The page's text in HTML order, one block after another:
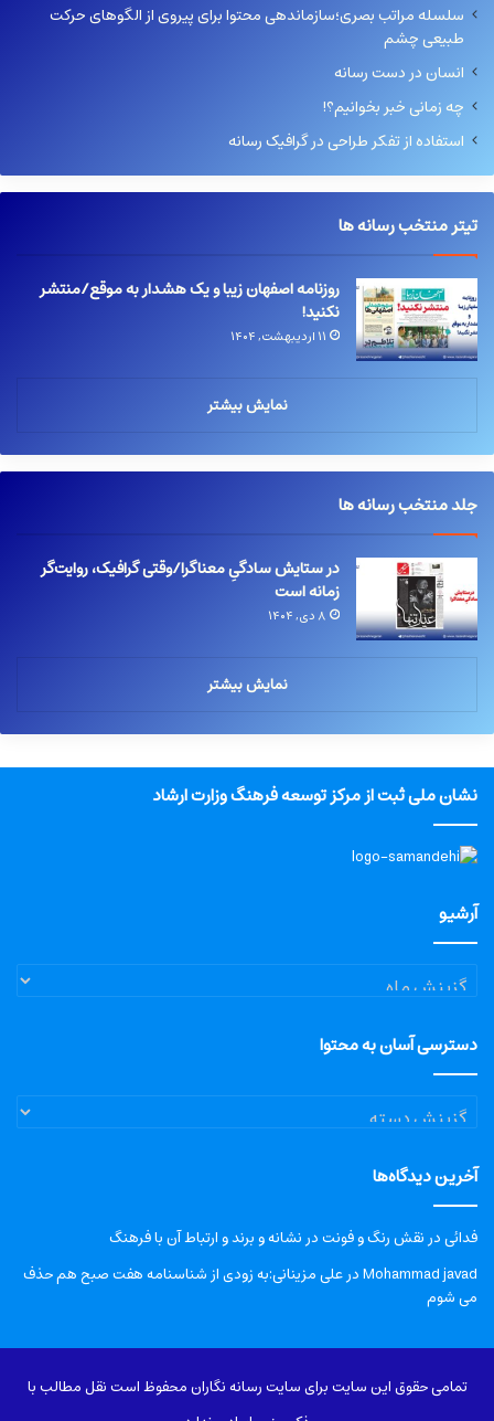
سلسله مراتب بصری؛سازماندهی محتوا برای پیروی از الگوهای حرکت
طبیعی چشم
انسان در دست رسانه
چه زمانی خبر بخوانیم؟!
استفاده از تفکر طراحی در گرافیک رسانه
تیتر منتخب رسانه ها
روزنامه اصفهان زیبا و یک هشدار به موقع/منتشر
نکنید!
۱۱ اردیبهشت, ۱۴۰۴
نمایش بیشتر
جلد منتخب رسانه ها
در ستایش سادگیِ معناگرا/وقتی گرافیک، روایت‌گر
زمانه است
۸ دی, ۱۴۰۴
نمایش بیشتر
نشان ملی ثبت از مرکز توسعه فرهنگ وزارت ارشاد
آرشیو
آرشیو
دسترسی آسان به محتوا
دسترسی
آسان
محتوا
آخرین دیدگاه‌ها
فدائیدرنقش رنگ و فونت در نشانه و برند و ارتباط آن با فرهنگ
Mohammad javadدرعلی مزینانی:به زودی از شناسنامه هفت صبح هم حذف
می شوم
تمامی حقوق این سایت برای سایت رسانه نگاران محفوظ است نقل مطالب با